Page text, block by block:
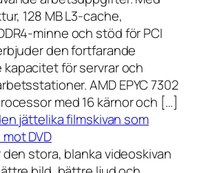
128 MB L3-cache,
minne och stöd för PCI
den fortfarande
för servrar och
AMD EPYC 7302
med 16 kärnor och […]
jättelika filmskivan som
DVD
den stora, blanka videoskivan